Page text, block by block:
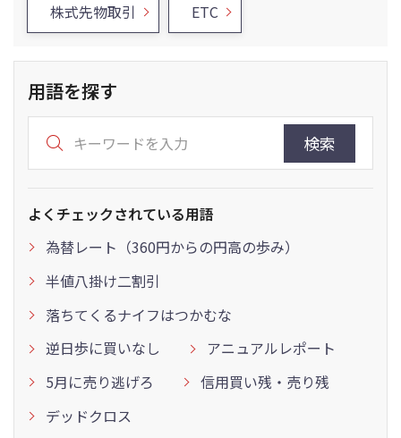
株式先物取引 ETC
用語を探す
検索
よくチェックされている用語
為替レート（360円からの円高の歩み）
半値八掛け二割引
落ちてくるナイフはつかむな
逆日歩に買いなし
アニュアルレポート
5月に売り逃げろ
信用買い残・売り残
デッドクロス